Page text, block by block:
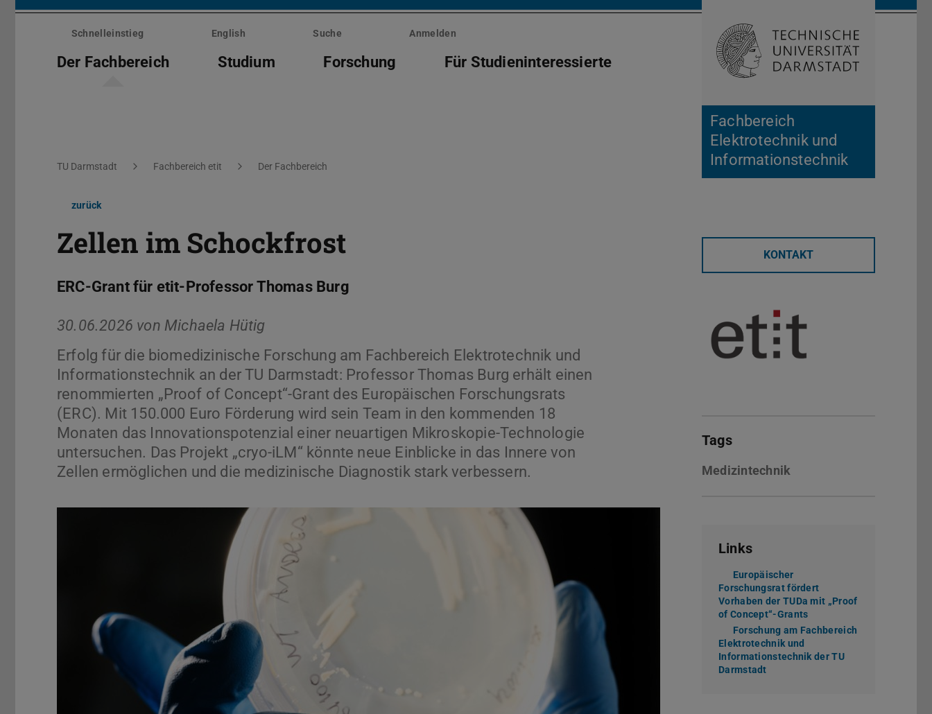
Menü
überspringen
Fachbereich
Elektrotechnik und
Informationstechnik
Schnelleinstieg English Suche Anmelden
Der Fachbereich Studium Forschung Für Studieninteressierte Suche öffnen
Sie befinden sich hier:
TU Darmstadt Fachbereich etit Der Fachbereich
zurück
Zellen im Schockfrost
ERC-Grant für etit-Professor Thomas Burg
30.06.2026 von Michaela Hütig
Erfolg für die biomedizinische Forschung am Fachbereich Elektrotechnik und
Informationstechnik an der TU Darmstadt: Professor Thomas Burg erhält einen
renommierten „Proof of Concept“-Grant des Europäischen Forschungsrats
(ERC). Mit 150.000 Euro Förderung wird sein Team in den kommenden 18
Monaten das Innovationspotenzial einer neuartigen Mikroskopie-Technologie
untersuchen. Das Projekt „cryo-iLM“ könnte neue Einblicke in das Innere von
Zellen ermöglichen und die medizinische Diagnostik stark verbessern.
KONTAKT
Tags
Medizintechnik
Links
Europäischer
Forschungsrat fördert
Vorhaben der TUDa mit „Proof
of Concept“-Grants
Forschung am Fachbereich
Elektrotechnik und
Informationstechnik der TU
Darmstadt